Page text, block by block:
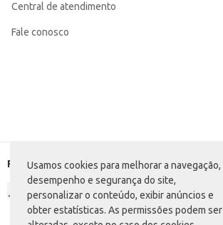
Usamos cookies para melhorar a navegação,
desempenho e segurança do site,
personalizar o conteúdo, exibir anúncios e
obter estatísticas. As permissões podem ser
Central de atendimento
Fale conosco
Formas de pagamento